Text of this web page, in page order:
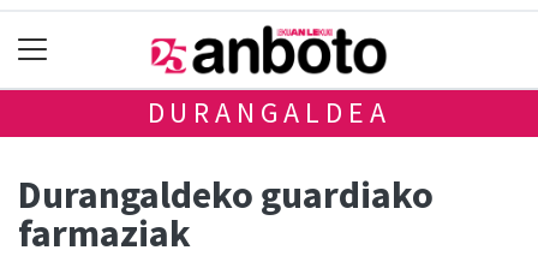
DURANGALDEA
Durangaldeko guardiako
farmaziak